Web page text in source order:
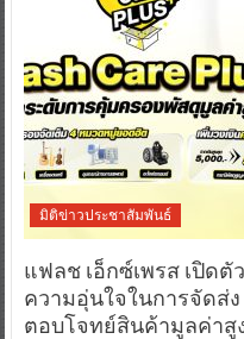
มิติข่าวประชาสัมพันธ์
แฟลช เอ็กซ์เพรส เปิดตั
ความอุ่นใจในการจัดส่
ตอบโจทย์สินค้ามูลค่าสู